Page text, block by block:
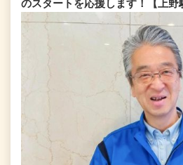
のスタートを応援します！【上野